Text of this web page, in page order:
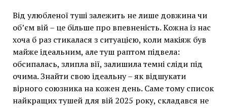
Від улюбленої туші залежить не лише довжина чи
об’єм вій – це більше про впевненість. Кожна із нас
хоча б раз стикалася з ситуацією, коли макіяж був
майже ідеальним, але туш раптом підвела:
обсипалась, злипла вії, залишила темні сліди під
очима. Знайти свою ідеальну – як відшукати
вірного союзника на кожен день. Саме тому список
найкращих тушей для вій 2025 року, складався не